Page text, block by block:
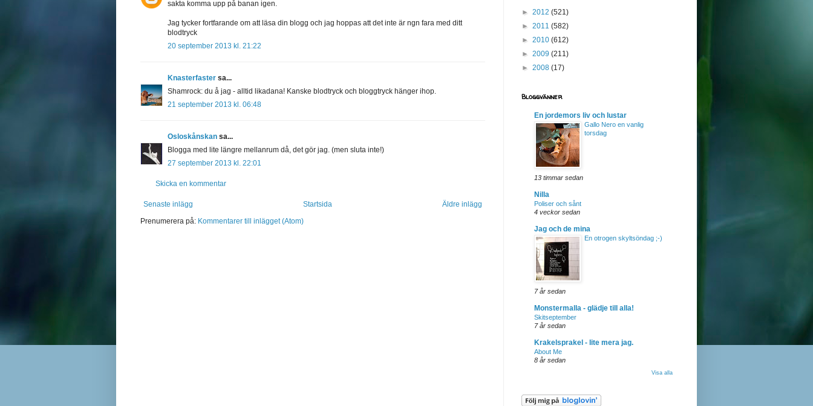
sakta komma upp på banan igen.
Jag tycker fortfarande om att läsa din blogg och jag hoppas att det inte är ngn fara med ditt
blodtryck
20 september 2013 kl. 21:22
Knasterfaster sa...
Shamrock: du å jag - alltid likadana! Kanske blodtryck och bloggtryck hänger ihop.
21 september 2013 kl. 06:48
Osloskånskan sa...
Blogga med lite längre mellanrum då, det gör jag. (men sluta inte!)
27 september 2013 kl. 22:01
Skicka en kommentar
Senaste inlägg Äldre inlägg
Startsida
Prenumerera på: Kommentarer till inlägget (Atom)
► 2012 (521)
► 2011 (582)
► 2010 (612)
► 2009 (211)
► 2008 (17)
Bloggvänner
En jordemors liv och lustar
Gallo Nero en vanlig
torsdag
13 timmar sedan
Nilla
Poliser och sånt
4 veckor sedan
Jag och de mina
En otrogen skyltsöndag ;-)
7 år sedan
Monstermalla - glädje till alla!
Skitseptember
7 år sedan
Krakelsprakel - lite mera jag.
About Me
8 år sedan
Visa alla